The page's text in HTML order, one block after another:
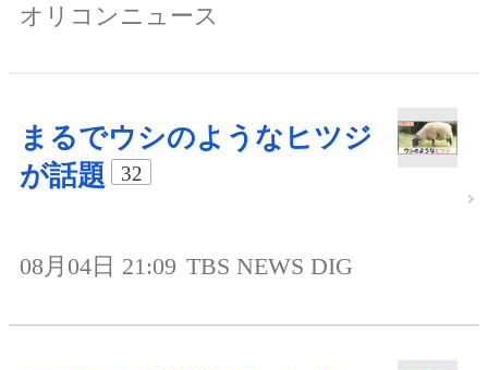
オリコンニュース
まるでウシのようなヒツジ
が話題
32
08月04日 21:09 TBS NEWS DIG